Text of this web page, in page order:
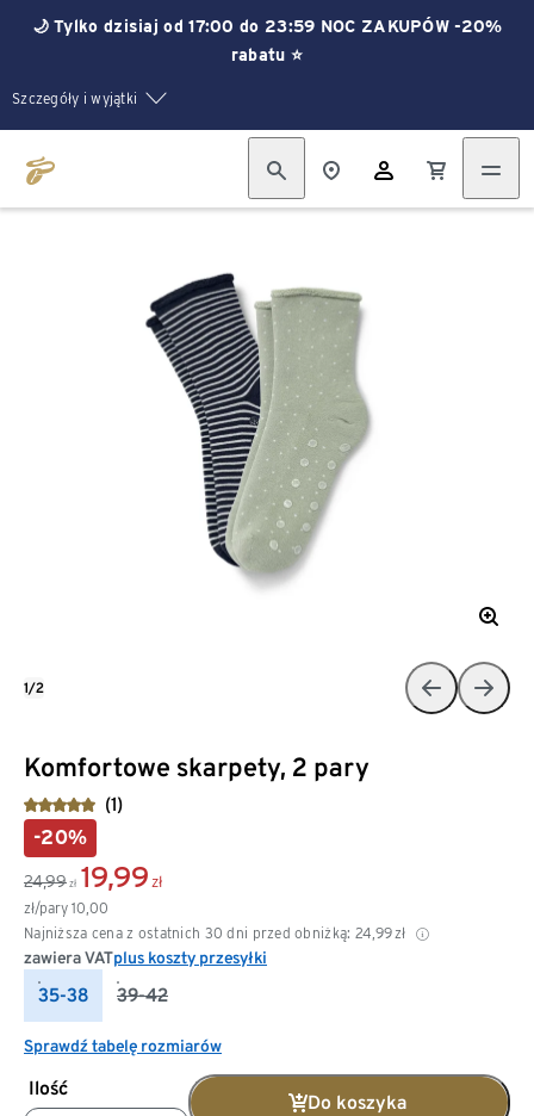
🌙 Tylko dzisiaj od 17:00 do 23:59 NOC ZAKUPÓW -20%
rabatu ⭐
Szczegóły i wyjątki
Komfortowe skarpety, 2 pary
(1)
-20%
24,99 zł 19,99 zł
zł/pary 10,00
Najniższa cena z ostatnich 30 dni przed obniżką: 24,99zł
zawiera VATplus koszty przesyłki
35-38 39-42
Sprawdź tabelę rozmiarów
Ilość
Do koszyka
1/2